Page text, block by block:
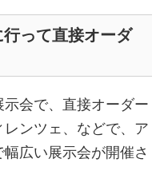
って直接オーダ
会で、直接オーダー
ンツェ、などで、ア
広い展示会が開催さ